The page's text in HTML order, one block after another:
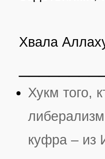
Хвала
Хукм того,
куфра – из